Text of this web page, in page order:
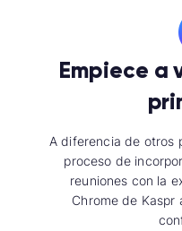
Empiece a
A diferencia de otros
proceso de
reuniones con la
Chrome de Kaspr